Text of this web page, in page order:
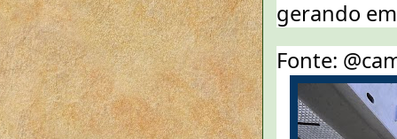
gerando
Fonte: